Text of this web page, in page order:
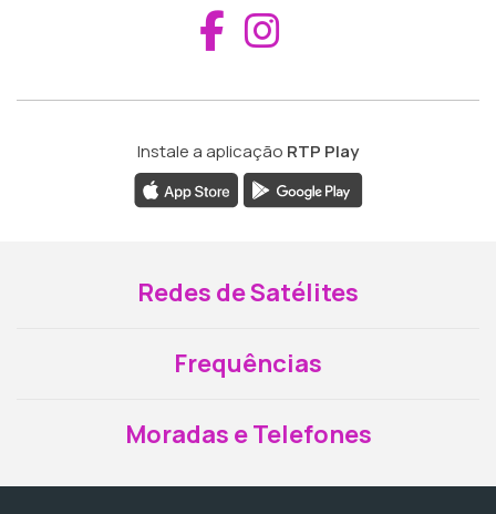
Aceder ao
Instale a aplicação RTP Play
Redes de Satélites
Frequências
Moradas e Telefones